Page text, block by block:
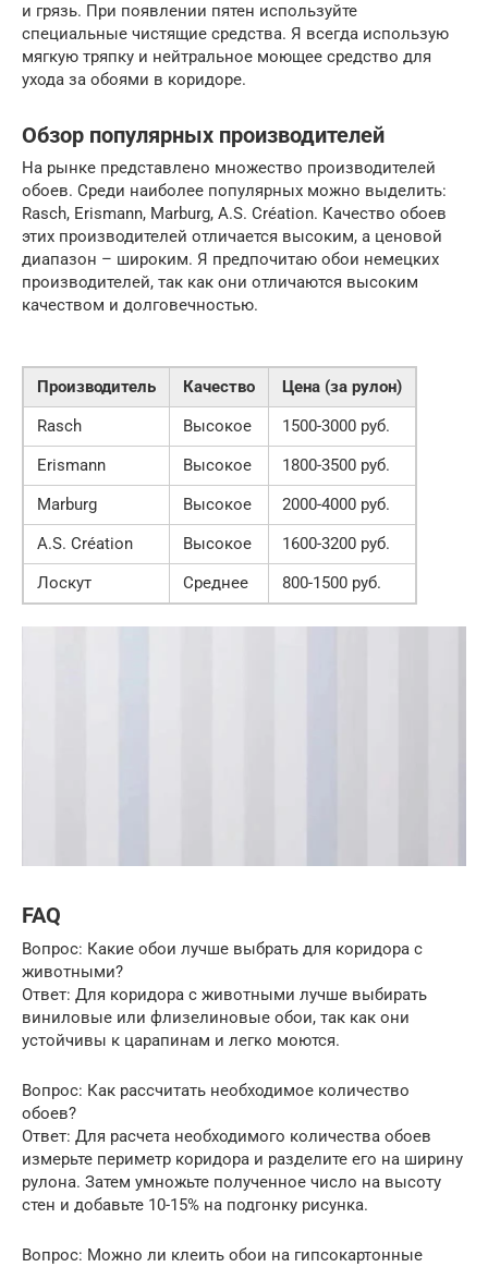
и грязь. При появлении пятен используйте
специальные чистящие средства. Я всегда использую
мягкую тряпку и нейтральное моющее средство для
ухода за обоями в коридоре.
Обзор популярных производителей
На рынке представлено множество производителей
обоев. Среди наиболее популярных можно выделить:
Rasch, Erismann, Marburg, A.S. Création. Качество обоев
этих производителей отличается высоким, а ценовой
диапазон – широким. Я предпочитаю обои немецких
производителей, так как они отличаются высоким
качеством и долговечностью.
Производитель Качество
Цена (за рулон)
Rasch
Высокое
1500-3000 руб.
Erismann
Высокое
1800-3500 руб.
Marburg
Высокое
2000-4000 руб.
A.S. Création
Высокое
1600-3200 руб.
Лоскут
Среднее 800-1500 руб.
FAQ
Вопрос: Какие обои лучше выбрать для коридора с
животными?
Ответ: Для коридора с животными лучше выбирать
виниловые или флизелиновые обои, так как они
устойчивы к царапинам и легко моются.
Вопрос: Как рассчитать необходимое количество
обоев?
Ответ: Для расчета необходимого количества обоев
измерьте периметр коридора и разделите его на ширину
рулона. Затем умножьте полученное число на высоту
стен и добавьте 10-15% на подгонку рисунка.
Вопрос: Можно ли клеить обои на гипсокартонные